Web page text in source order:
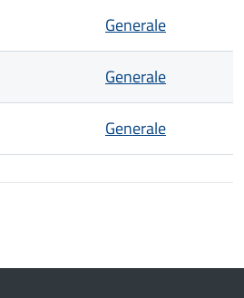
Generale
Generale
Generale